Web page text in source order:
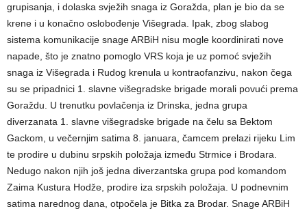
grupisanja, i dolaska svježih snaga iz Goražda, plan je bio da se
krene i u konačno oslobođenje Višegrada. Ipak, zbog slabog
sistema komunikacije snage ARBiH nisu mogle koordinirati nove
napade, što je znatno pomoglo VRS koja je uz pomoć svježih
snaga iz Višegrada i Rudog krenula u kontraofanzivu, nakon čega
su se pripadnici 1. slavne višegradske brigade morali povući prema
Goraždu. U trenutku povlačenja iz Drinska, jedna grupa
diverzanata 1. slavne višegradske brigade na čelu sa Bektom
Gackom, u večernjim satima 8. januara, čamcem prelazi rijeku Lim
te prodire u dubinu srpskih položaja između Strmice i Brodara.
Nedugo nakon njih još jedna diverzantska grupa pod komandom
Zaima Kustura Hodže, prodire iza srpskih položaja. U podnevnim
satima narednog dana, otpočela je Bitka za Brodar. Snage ARBiH